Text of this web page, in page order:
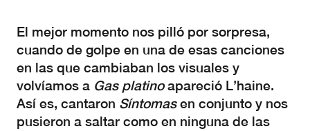
El mejor momento nos pilló por sorpresa,
cuando de golpe en una de esas canciones
en las que cambiaban los visuales y
volvíamos a Gas platinoapareció L’haine.
Así es, cantaron Síntomasen conjunto y nos
pusieron a saltar como en ninguna de las